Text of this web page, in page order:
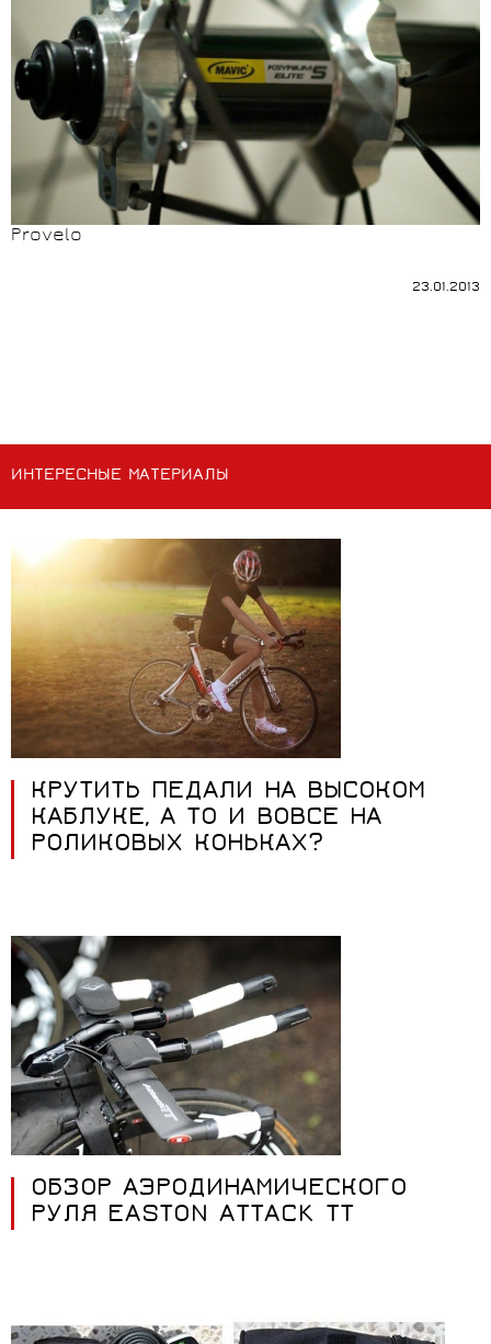
Provelo
23.01.2013
ИНТЕРЕСНЫЕ МАТЕРИАЛЫ
КРУТИТЬ ПЕДАЛИ НА ВЫСОКОМ
КАБЛУКЕ, А ТО И ВОВСЕ НА
РОЛИКОВЫХ КОНЬКАХ?
ОБЗОР АЭРОДИНАМИЧЕСКОГО
РУЛЯ EASTON ATTACK TT